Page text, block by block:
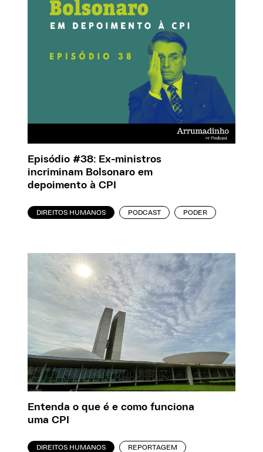
Episódio #38: Ex-ministros
incriminam Bolsonaro em
depoimento à CPI
DIREITOS HUMANOS PODCAST PODER
Entenda o que é e como funciona
uma CPI
DIREITOS HUMANOS REPORTAGEM